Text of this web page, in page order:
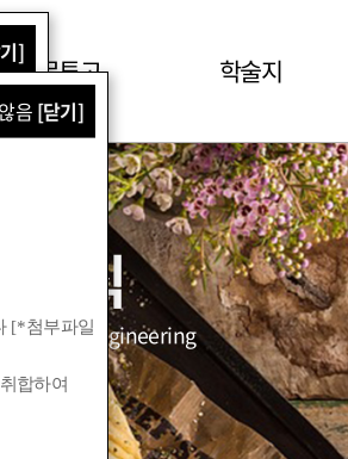
논문투고 학술지
소식
Food Engineering
]
음 [닫기]
[*첨부파일
합하여